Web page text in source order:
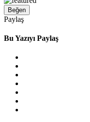
Beğen
Paylaş
Bu Yazıyı Paylaş